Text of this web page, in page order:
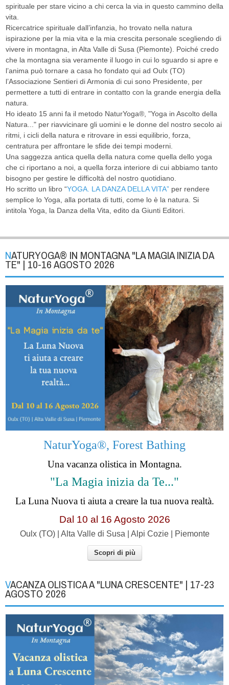
spirituale per stare vicino a chi cerca la via in questo cammino della
vita.
Ricercatrice spirituale dall’infanzia, ho trovato nella natura
ispirazione per la mia vita e la mia crescita personale scegliendo di
vivere in montagna, in Alta Valle di Susa (Piemonte). Poiché credo
che la montagna sia veramente il luogo in cui lo sguardo si apre e
l’anima può tornare a casa ho fondato qui ad Oulx (TO)
l’Associazione Sentieri di Armonia di cui sono Presidente, per
permettere a tutti di entrare in contatto con la grande energia della
natura.
Ho ideato 15 anni fa il metodo NaturYoga®, "Yoga in Ascolto della
Natura..." per riavvicinare gli uomini e le donne del nostro secolo ai
ritmi, i cicli della natura e ritrovare in essi equilibrio, forza,
centratura per affrontare le sfide dei tempi moderni.
Una saggezza antica quella della natura come quella dello yoga
che ci riportano a noi, a quella forza interiore di cui abbiamo tanto
bisogno per gestire le difficoltà del nostro quotidiano.
Ho scritto un libro “YOGA. LA DANZA DELLA VITA” per rendere
semplice lo Yoga, alla portata di tutti, come lo è la natura. Si
intitola Yoga, la Danza della Vita, edito da Giunti Editori.
NATURYOGA® IN MONTAGNA "LA MAGIA INIZIA DA
TE" | 10-16 AGOSTO 2026
NaturYoga®, Forest Bathing
Una vacanza olistica in Montagna.
"La Magia inizia da Te..."
La Luna Nuova ti aiuta a creare la tua nuova realtà.
Dal 10 al 16 Agosto 2026
Oulx (TO) | Alta Valle di Susa | Alpi Cozie | Piemonte
Scopri di più
VACANZA OLISTICA A "LUNA CRESCENTE" | 17-23
AGOSTO 2026